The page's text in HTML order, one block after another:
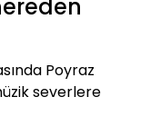
Poyraz
severlere